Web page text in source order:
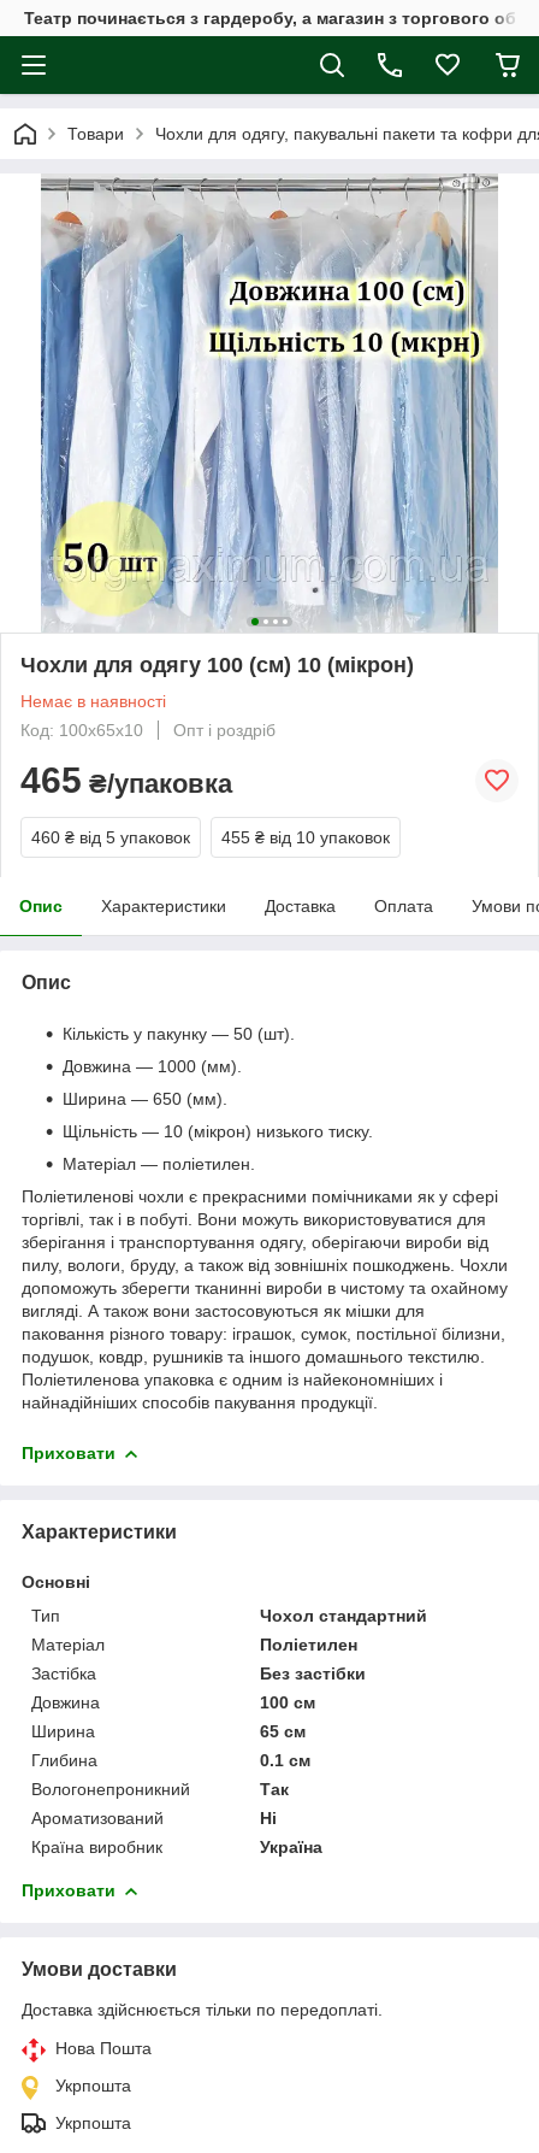
Театр починається з гардеробу, а магазин з торгового
Товари Чохли для одягу, пакувальні пакети та кофри
Чохли для одягу 100 (см) 10 (мікрон)
Немає в наявності
Код: 100х65х10
Опт і роздріб
465 ₴/упаковка
460 ₴ від 5 упаковок 455 ₴ від 10 упаковок
Опис Характеристики Доставка Оплата Умови
Опис
Кількість у пакунку — 50 (шт).
Довжина — 1000 (мм).
Ширина — 650 (мм).
Щільність — 10 (мікрон) низького тиску.
Матеріал — поліетилен.
Поліетиленові чохли є прекрасними помічниками як у сфері
торгівлі, так і в побуті. Вони можуть використовуватися для
зберігання і транспортування одягу, оберігаючи вироби від
пилу, вологи, бруду, а також від зовнішніх пошкоджень. Чохли
допоможуть зберегти тканинні вироби в чистому та охайному
вигляді. А також вони застосовуються як мішки для
паковання різного товару: іграшок, сумок, постільної білизни,
подушок, ковдр, рушників та іншого домашнього текстилю.
Поліетиленова упаковка є одним із найекономніших і
найнадійніших способів пакування продукції.
Приховати
Характеристики
Основні
Тип
Чохол стандартний
Матеріал
Поліетилен
Застібка
Без застібки
Довжина
100 см
Ширина
65 см
Глибина
0.1 см
Вологонепроникний
Так
Ароматизований
Ні
Країна виробник
Україна
Приховати
Умови доставки
Доставка здійснюється тільки по передоплаті.
Нова Пошта
Укрпошта
Укрпошта